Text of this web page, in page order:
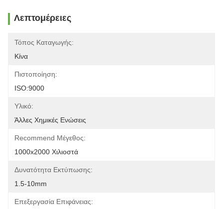
Λεπτομέρειες
Τόπος Καταγωγής:
Κίνα
Πιστοποίηση:
ISO:9000
Υλικό:
Άλλες Χημικές Ενώσεις
Recommend Μέγεθος:
1000x2000 Χιλιοστά
Δυνατότητα Εκτύπωσης:
1.5-10mm
Επεξεργασία Επιφάνειας: